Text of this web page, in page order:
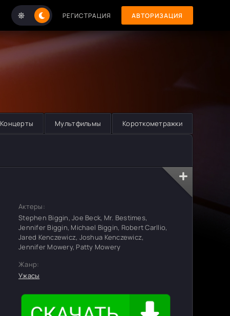
РЕГИСТРАЦИЯ АВТОРИЗАЦИЯ
Концерты Мультфильмы Короткометражки
Актеры:
Stephen Biggin, Joe Beck, Mr. Bestimes,
Jennifer Biggin, Michael Biggin, Robert Carllio,
Jared Kenczewicz, Joshua Kenczewicz,
Jennifer Mowery, Patty Mowery
Жанр:
Ужасы